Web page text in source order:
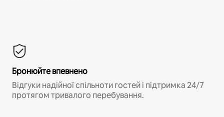
Бронюйте впевнено
Відгуки надійної спільноти гостей і підтримка 24/7
протягом тривалого перебування.